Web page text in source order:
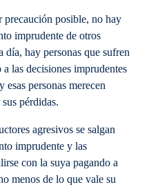
posible, no hay
imprudente de otros
día, hay personas que sufren
las decisiones imprudentes
personas merecen
pérdidas.
agresivos se salgan
imprudente y las
con la suya pagando a
menos de lo que vale su